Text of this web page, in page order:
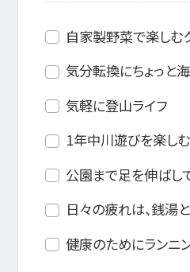
自家製野菜で楽しむ
気分転換にちょっと
気軽に登山ライフ
1年中川遊びを楽しむ
公園まで足を伸ばし
日々の疲れは、銭湯
健康のためにランニ